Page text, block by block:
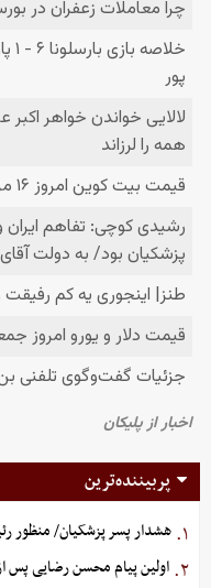
پربیننده‌ترین
۱. هشدار پسر پزشکیان/
۲. اولین پیام محسن رضایی پس